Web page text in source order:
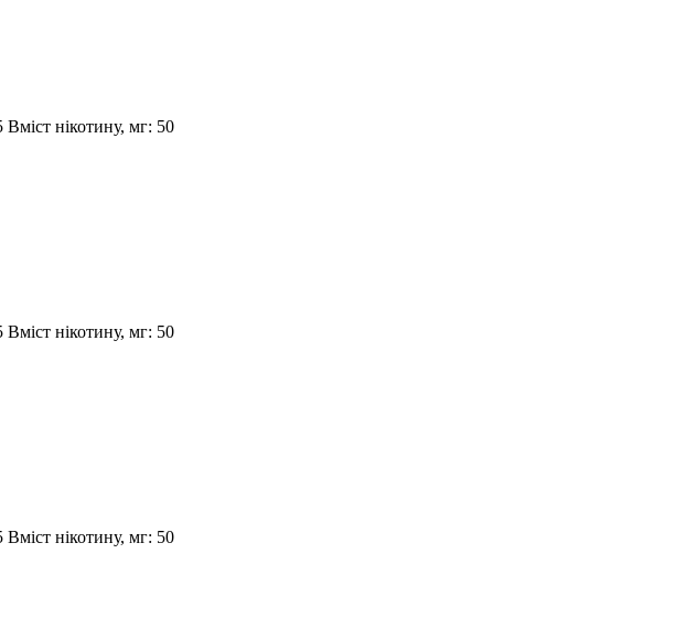
Вміст нікотину, мг: 50
Вміст нікотину, мг: 50
Вміст нікотину, мг: 50